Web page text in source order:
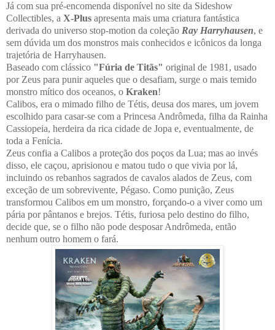
Já com sua pré-encomenda disponível no site da Sideshow
Collectibles, a X-Plus apresenta mais uma criatura fantástica
derivada do universo stop-motion da coleção Ray Harryhausen, e
sem dúvida um dos monstros mais conhecidos e icônicos da longa
trajetória de Harryhausen.
Baseado com clássico "Fúria de Titãs" original de 1981, usado
por Zeus para punir aqueles que o desafiam, surge o mais temido
monstro mítico dos oceanos, o Kraken!
Calibos, era o mimado filho de Tétis, deusa dos mares, um jovem
escolhido para casar-se com a Princesa Andrômeda, filha da Rainha
Cassiopeia, herdeira da rica cidade de Jopa e, eventualmente, de
toda a Fenícia.
Zeus confia a Calibos a proteção dos poços da Lua; mas ao invés
disso, ele caçou, aprisionou e matou tudo o que vivia por lá,
incluindo os rebanhos sagrados de cavalos alados de Zeus, com
exceção de um sobrevivente, Pégaso. Como punição, Zeus
transformou Calibos em um monstro, forçando-o a viver como um
pária por pântanos e brejos. Tétis, furiosa pelo destino do filho,
decide que, se o filho não pode desposar Andrômeda, então
nenhum outro homem o fará.